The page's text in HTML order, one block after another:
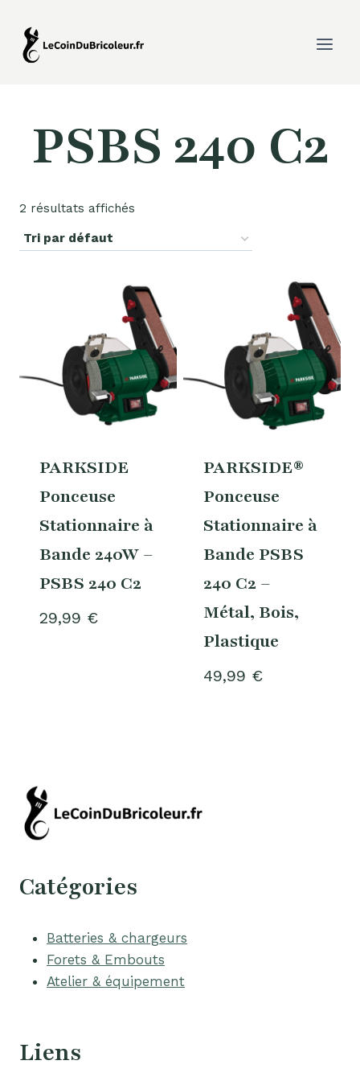
contenu
PSBS 240 C2
2 résultats affichés
PARKSIDE
Ponceuse
Stationnaire à
Bande 240W –
PSBS 240 C2
29,99 €
PARKSIDE®
Ponceuse
Stationnaire à
Bande PSBS
240 C2 –
Métal, Bois,
Plastique
49,99 €
Catégories
Batteries & chargeurs
Forets & Embouts
Atelier & équipement
Liens